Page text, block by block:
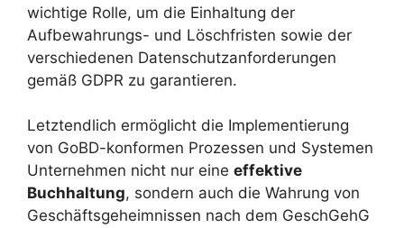
wichtige Rolle, um die Einhaltung der
Aufbewahrungs- und Löschfristen sowie der
verschiedenen Datenschutzanforderungen
gemäß GDPR zu garantieren.
Letztendlich ermöglicht die Implementierung
von GoBD-konformen Prozessen und Systemen
Unternehmen nicht nur eine effektive
Buchhaltung, sondern auch die Wahrung von
Geschäftsgeheimnissen nach dem GeschGehG